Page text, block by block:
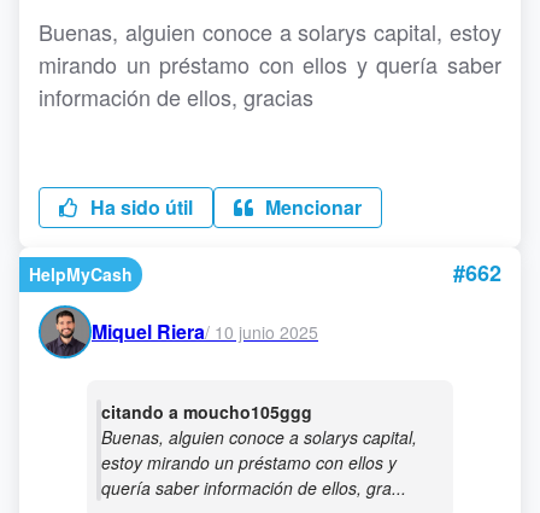
Buenas, alguien conoce a solarys capital, estoy
mirando un préstamo con ellos y quería saber
información de ellos, gracias
Ha sido útil Mencionar
HelpMyCash #662
Miquel Riera/ 10 junio 2025
citando a moucho105ggg
Buenas, alguien conoce a solarys capital,
estoy mirando un préstamo con ellos y
quería saber información de ellos, gra...